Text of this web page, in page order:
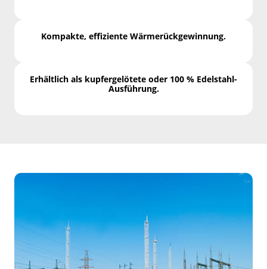
Kompakte, effiziente Wärmerückgewinnung.
Erhältlich als kupfergelötete oder 100 % Edelstahl-
Ausführung.